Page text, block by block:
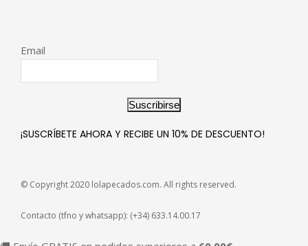
Email
Suscribirse
¡SUSCRÍBETE AHORA Y RECIBE UN 10% DE DESCUENTO!
© Copyright 2020 lolapecados.com. All rights reserved.
Contacto (tfno y whatsapp): (+34) 633.14.00.17